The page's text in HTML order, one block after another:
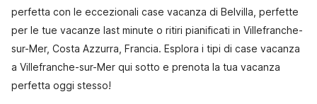
perfetta con le eccezionali case vacanza di Belvilla, perfette
per le tue vacanze last minute o ritiri pianificati in Villefranche-
sur-Mer, Costa Azzurra, Francia. Esplora i tipi di case vacanza
a Villefranche-sur-Mer qui sotto e prenota la tua vacanza
perfetta oggi stesso!